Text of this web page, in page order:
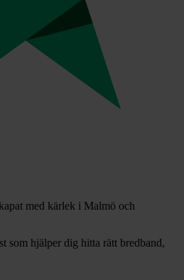
med kärlek i Malmö och
som hjälper dig hitta rätt bredband,